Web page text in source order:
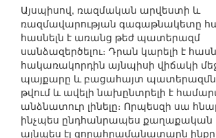
Այսպիսով, ռազմական արվեստի և
ռազմավարության գագաթնակետը
հասնելն է առանց թեժ պատերազմ
սանձազերծելու։ Դրան կարելի է
հակառակորդին այնպիսի վիճակի մեջ
պայքարը և բացահայտ պատերազմն
թվում և ավելի նախընտրելի է
անձնատուր լինելը։ Որպեսզի սա
ինչպես ընդհանրապես քաղաքական
այնպես էլ զորահրամանատարն